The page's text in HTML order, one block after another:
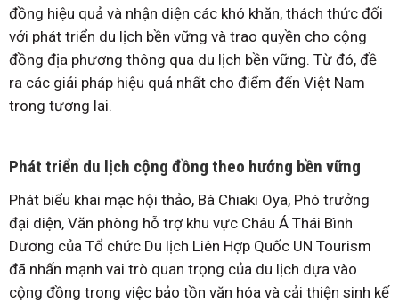
đồng hiệu quả và nhận diện các khó khăn, thách thức đối
với phát triển du lịch bền vững và trao quyền cho cộng
đồng địa phương thông qua du lịch bền vững. Từ đó, đề
ra các giải pháp hiệu quả nhất cho điểm đến Việt Nam
trong tương lai.
Phát triển du lịch cộng đồng theo hướng bền vững
Phát biểu khai mạc hội thảo, Bà Chiaki Oya, Phó trưởng
đại diện, Văn phòng hỗ trợ khu vực Châu Á Thái Bình
Dương của Tổ chức Du lịch Liên Hợp Quốc UN Tourism
đã nhấn mạnh vai trò quan trọng của du lịch dựa vào
cộng đồng trong việc bảo tồn văn hóa và cải thiện sinh kế